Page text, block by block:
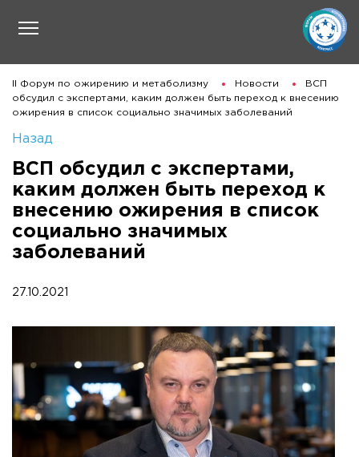
II Форум по ожирению и метаболизму Новости
ВСП
обсудил с экспертами, каким должен быть переход к внесению
ожирения в список социально значимых заболеваний
Назад
ВСП обсудил с экспертами,
каким должен быть переход к
внесению ожирения в список
социально значимых
заболеваний
27.10.2021